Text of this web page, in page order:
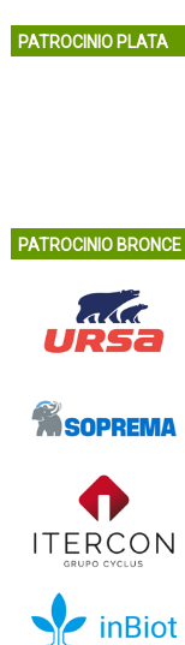
PATROCINIO PLATA
PATROCINIO BRONCE